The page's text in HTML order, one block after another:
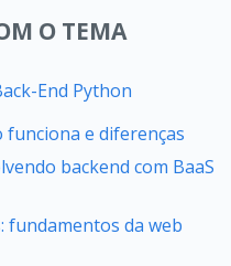
O TEMA
End Python
funciona e diferenças
backend com BaaS
fundamentos da web